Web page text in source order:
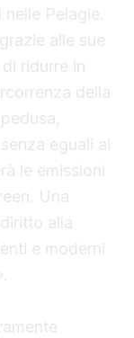
Pelagie.
alle sue
ridurre in
della
eguali ai
le emissioni
Una
alla
e moderni